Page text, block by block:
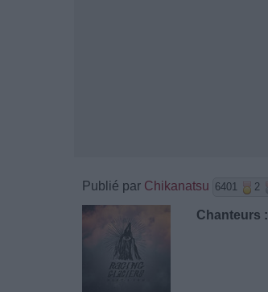
Publié par Chikanatsu 6401 2
Chanteurs :